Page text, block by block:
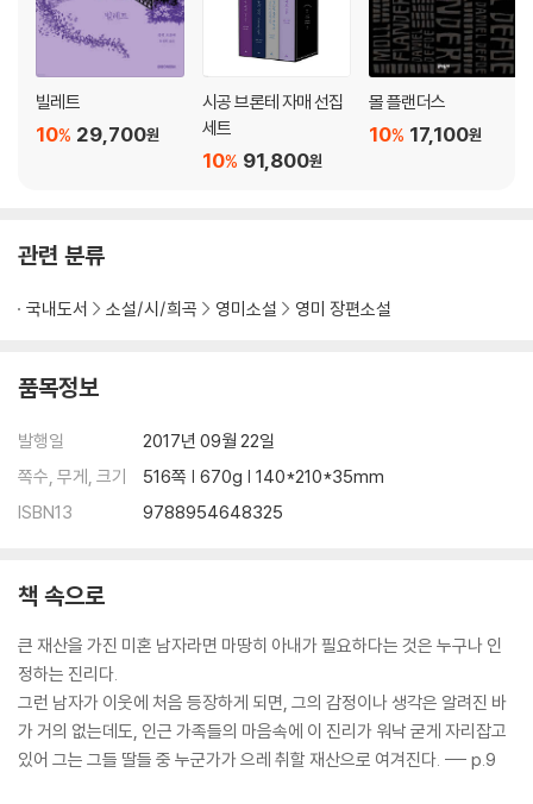
빌레트
29,700원
10%
시공 브론테 자매 선집
세트
91,800원
10%
몰 플랜더스
17,100원
10%
관련 분류
국내도서 소설/시/희곡 영미소설 영미 장편소설
품목정보
발행일
2017년 09월 22일
쪽수, 무게, 크기
516쪽 | 670g | 140*210*35mm
ISBN13
9788954648325
책 속으로
큰 재산을 가진 미혼 남자라면 마땅히 아내가 필요하다는 것은 누구나 인
정하는 진리다.
그런 남자가 이웃에 처음 등장하게 되면, 그의 감정이나 생각은 알려진 바
가 거의 없는데도, 인근 가족들의 마음속에 이 진리가 워낙 굳게 자리잡고
있어 그는 그들 딸들 중 누군가가 으레 취할 재산으로 여겨진다. --- p.9